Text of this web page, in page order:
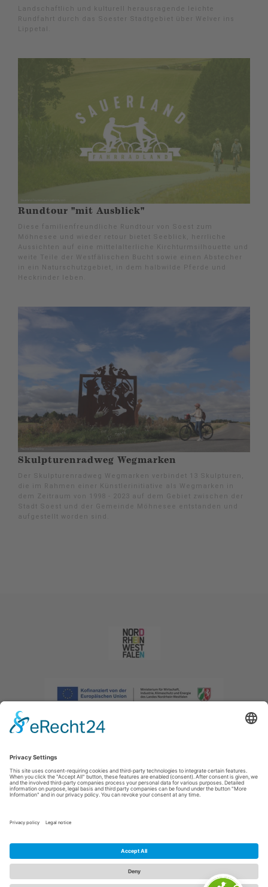
Landschaftlich und kulturell herausragende leichte
Rundfahrt durch das Soester Stadtgebiet über Welver ins
Lippetal.
Rundtour "mit Ausblick"
Diese familienfreundliche Rundtour von Soest zum
Möhnesee und wieder retour bietet Seeblick, herrliche
Aussichten auf eine mittelalterliche Kirchturmsilhouette und
weite Teile der Westfälischen Bucht sowie einen Abstecher
in ein Naturschutzgebiet, in dem halbwilde Pferde und
Heckrinder leben.
Skulpturenradweg Wegmarken
Der Skulpturenradweg Wegmarken verbindet 13 Skulpturen,
die im Rahmen einer Künstlerinitiative als Wegmarken in
dem Zeitraum von 1998 - 2023 auf dem Gebiet zwischen der
Stadt Soest und der Gemeinde Möhnesee entstanden und
aufgestellt worden sind.
Afdruk |Privacybeleid|Verklaring van toegankelijkheid
E: info@sauerland.com
Cookie-Einstellungen